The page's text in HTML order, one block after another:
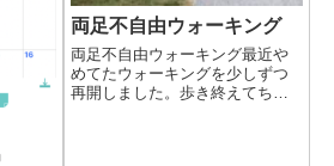
両足不自由ウォーキング
両足不自由ウォーキング最近や
めてたウォーキングを少しずつ
再開しました。歩き終えてちょ